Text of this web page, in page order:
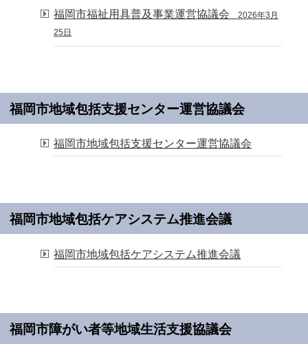
福岡市福祉用具普及事業運営協議会 2026年3月
25日
福岡市地域包括支援センター運営協議会
福岡市地域包括支援センター運営協議会
福岡市地域包括ケアシステム推進会議
福岡市地域包括ケアシステム推進会議
福岡市障がい者等地域生活支援協議会